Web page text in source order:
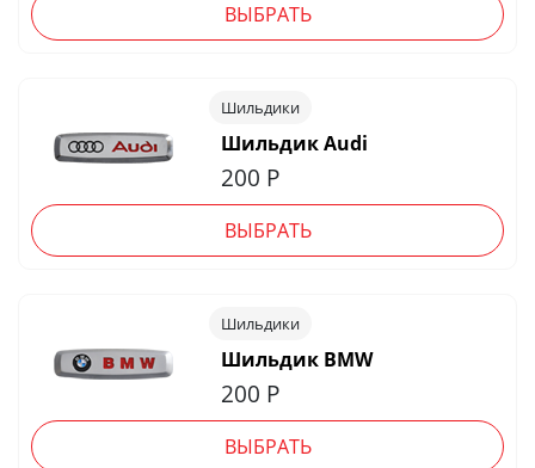
ВЫБРАТЬ
Шильдики
Шильдик Audi
200 Р
ВЫБРАТЬ
Шильдики
Шильдик BMW
200 Р
ВЫБРАТЬ